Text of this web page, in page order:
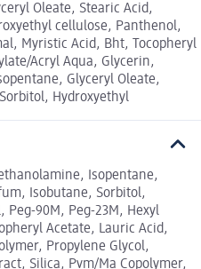
Oleate, Stearic Acid,
cellulose, Panthenol,
Myristic Acid, Bht, Tocopheryl
Acryl Aqua, Glycerin,
Glyceryl Oleate,
Hydroxyethyl
Isopentane,
Isobutane, Sorbitol,
90M, Peg-23M, Hexyl
Acetate, Lauric Acid,
Propylene Glycol,
Silica, Pvm/Ma Copolymer,